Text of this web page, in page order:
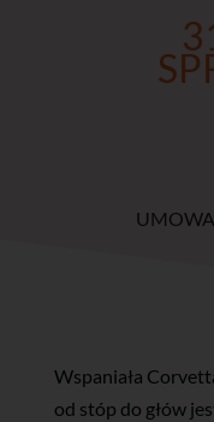
Wspaniała
od stóp do głów